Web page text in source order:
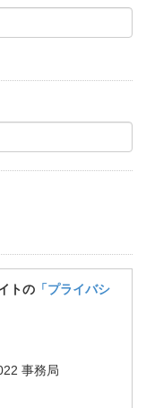
トの 「プライバシ
事務局